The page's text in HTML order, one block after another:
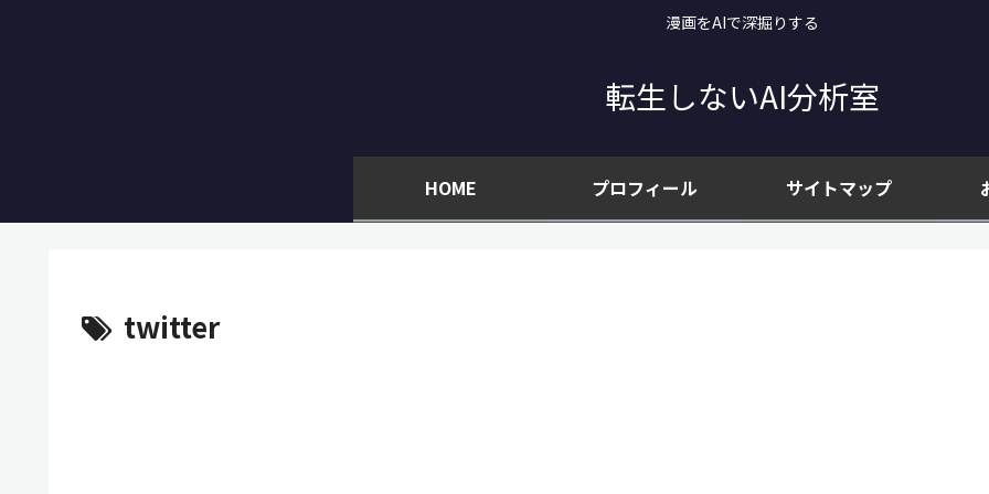
漫画をAIで深掘りする
転生しないAI分析室
HOME プロフィール サイトマップ
twitter